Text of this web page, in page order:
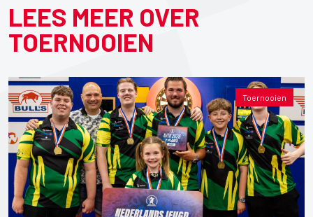
LEES MEER OVER
TOERNOOIEN
Toernooien